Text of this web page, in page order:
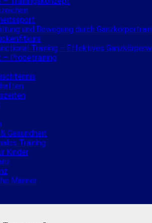
und Bewegung durch
Training – Effektives
– Probetraining
Gesundheit
Training
Kinder
Männer